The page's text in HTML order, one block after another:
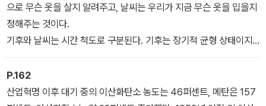
으로 무슨 옷을 살지 알려주고, 날씨는 우리가 지금 무슨 옷을 입을지
정해주는 것이다.
기후와 날씨는 시간 척도로 구분된다. 기후는 장기적 균형 상태이지
만, 날씨는 그 균형에서 벗어나는 단기적 일탈을 뜻한다. 날씨는 고기
압과 저기압 상황에서 기온, 습도, 강수량, 흐림, 바람 등이 시시각각
으로 변하는 상태다. 반면 기후는 긴 시간(일반적으로 30년) 동안 날
P.162
산업혁명 이후 대기 중의 이산화탄소 농도는 46퍼센트, 메탄은 157